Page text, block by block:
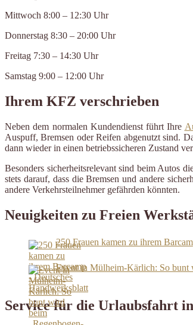
Mittwoch 8:00 – 12:30 Uhr
Donnerstag 8:30 – 20:00 Uhr
Freitag 7:30 – 14:30 Uhr
Samstag 9:00 – 12:00 Uhr
Ihrem KFZ verschrieben
Neben dem normalen Kundendienst führt Ihre
Auspuff, Bremsen oder Reifen abgenutzt sind.
dann wieder in einen betriebssicheren Zustand
Besonders sicherheitsrelevant sind beim Autos
stets darauf, dass die Bremsen und andere
andere Verkehrsteilnehmer gefährden könnten.
Neuigkeiten zu Freien
250 Frauen kamen zu ihrem
Event in Mülheim-Kärlich: So bunt
Service für die Urlaubsfahrt